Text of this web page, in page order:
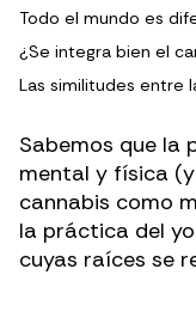
Todo el mundo es
¿Se integra bien el
Las similitudes entre
Sabemos que la
mental y física
cannabis como
la práctica del
cuyas raíces se